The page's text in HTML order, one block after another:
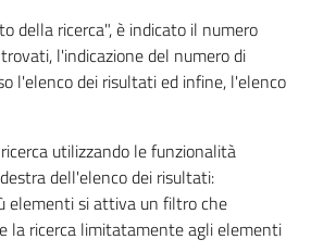
della ricerca", è indicato il numero
l'indicazione del numero di
l'elenco dei risultati ed infine, l'elenco
utilizzando le funzionalità
dell'elenco dei risultati:
elementi si attiva un filtro che
la ricerca limitatamente agli elementi